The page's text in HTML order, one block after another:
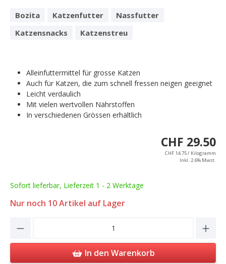
Bozita Katzenfutter
Nassfutter
Katzensnacks
Katzenstreu
Alleinfuttermittel für grosse Katzen
Auch für Katzen, die zum schnell fressen neigen geeignet
Leicht verdaulich
Mit vielen wertvollen Nährstoffen
In verschiedenen Grössen erhältlich
CHF 29.50
CHF 14.75 / Kilogramm
Inkl. 2.6% Mwst.
Sofort lieferbar, Lieferzeit 1 - 2 Werktage
Nur noch 10Artikel auf Lager
Product Quantity: Enter the desired
In den Warenkorb